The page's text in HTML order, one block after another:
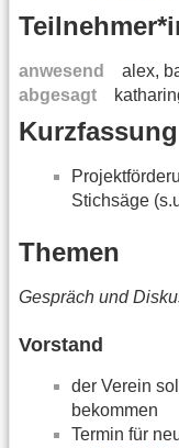
anwesend
alex,
abgesagt
Stichsäge
Themen
Gespräch und
Vorstand
der Verein
bekommen
Termin für